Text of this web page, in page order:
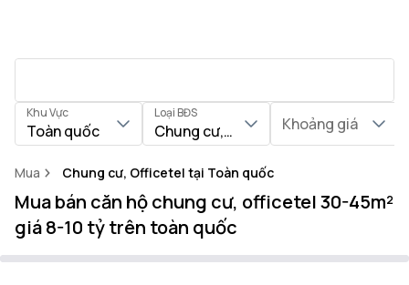
Khu Vực
Toàn quốc
Loại BĐS
Chung cư, OfficetelKhoảng giá
Mua Chung cư, Officetel tại Toàn quốc
Mua bán căn hộ chung cư, officetel 30-45m²
giá 8-10 tỷ trên toàn quốc